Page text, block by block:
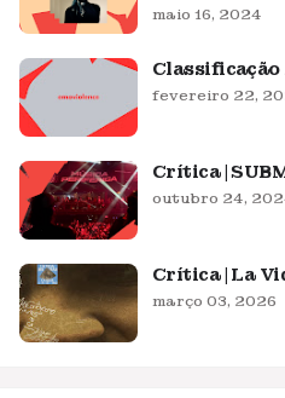
maio 16, 2024
Classificação
fevereiro 22,
Crítica |
outubro 24,
Crítica | La
março 03, 2026